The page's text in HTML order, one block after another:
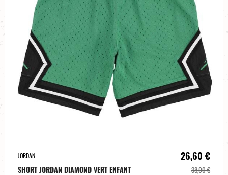
JORDAN
SHORT JORDAN DIAMOND VERT ENFANT
26,60 €
38,00 €